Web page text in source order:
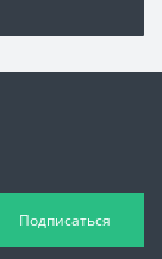
Подписаться